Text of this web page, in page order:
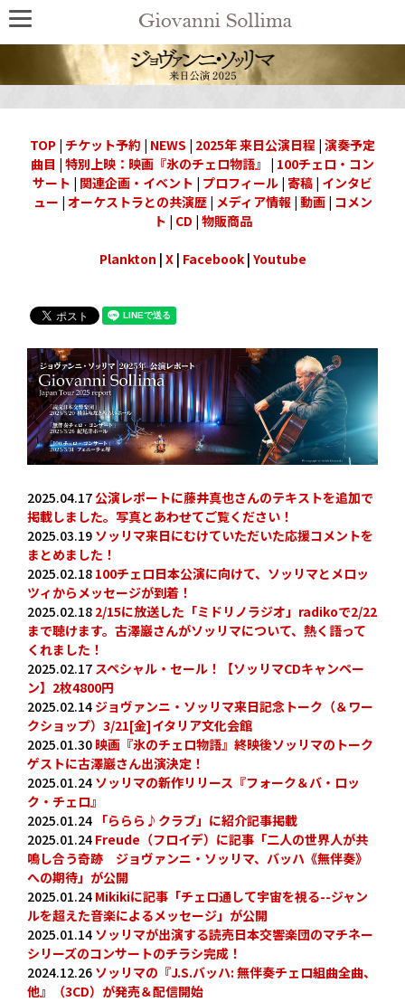
TOP | チケット予約 | NEWS | 2025年 来日公演日程 | 演奏予定
曲目 | 特別上映：映画『氷のチェロ物語』 | 100チェロ・コン
サート | 関連企画・イベント | プロフィール | 寄稿 | インタビ
ュー | オーケストラとの共演歴| メディア情報 | 動画| コメン
ト | CD | 物販商品
Plankton | X| Facebook| Youtube
2025.04.17公演レポートに藤井真也さんのテキストを追加で
掲載しました。写真とあわせてご覧ください！
2025.03.19 ソッリマ来日にむけていただいた応援コメントを
まとめました！
2025.02.18 100チェロ日本公演に向けて、ソッリマとメロッ
ツィからメッセージが到着！
2025.02.18 2/15に放送した「ミドリノラジオ」radikoで2/22
まで聴けます。古澤巖さんがソッリマについて、熱く語って
くれました！
2025.02.17 スペシャル・セール！【ソッリマCDキャンペー
ン】2枚4800円
2025.02.14 ジョヴァンニ・ソッリマ来日記念トーク（＆ワー
クショップ）3/21[金]イタリア文化会館
2025.01.30 映画『氷のチェロ物語』終映後ソッリマのトーク
ゲストに古澤巖さん出演決定！
2025.01.24 ソッリマの新作リリース『フォーク＆バ・ロッ
ク・チェロ』
2025.01.24 「ららら♪クラブ」に紹介記事掲載
2025.01.24 Freude（フロイデ）に記事「二人の世界人が共
鳴し合う奇跡 ジョヴァンニ・ソッリマ、バッハ《無伴奏》
への期待」が公開
2025.01.24 Mikikiに記事「チェロ通して宇宙を視る--ジャン
ルを超えた音楽によるメッセージ」が公開
2025.01.14 ソッリマが出演する読売日本交響楽団のマチネー
シリーズのコンサートのチラシ完成！
2024.12.26 ソッリマの『J.S.バッハ: 無伴奏チェロ組曲全曲、
他』（3CD）が発売＆配信開始